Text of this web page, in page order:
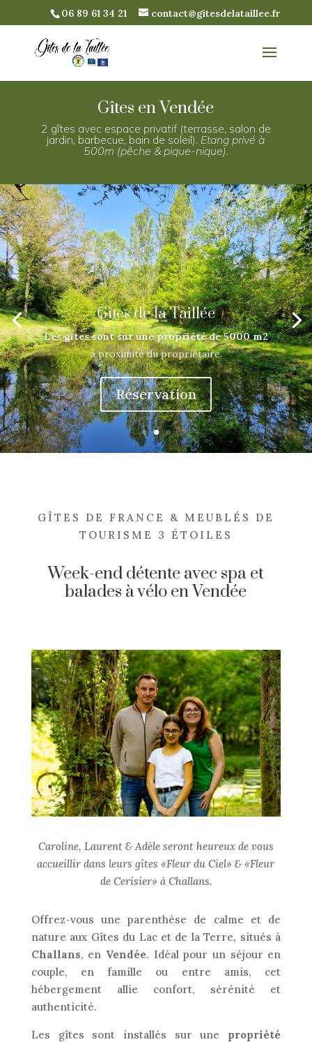
06 89 61 34 21 contact@gitesdelataillee.fr
Gîtes en Vendée
2 gîtes avec espace privatif (terrasse, salon de
jardin, barbecue, bain de soleil). Etang privé à
500m (pêche & pique-nique).
Gîtes de la Taillée
Les gîtes sont sur une propriété de 5000 m2
à proximité du propriétaire.
Réservation
GÎTES DE FRANCE & MEUBLÉS DE
TOURISME 3 ÉTOILES
Week-end détente avec spa et
balades à vélo en Vendée
Caroline, Laurent & Adèle seront heureux de vous
accueillir dans leurs gîtes «Fleur du Ciel» & «Fleur
de Cerisier» à Challans.
Offrez-vous une parenthèse de calme et de
nature aux Gîtes du Lac et de la Terre, situés à
Challans, en Vendée. Idéal pour un séjour en
couple, en famille ou entre amis, cet
hébergement allie confort, sérénité et
authenticité.
Les gîtes sont installés sur une propriété